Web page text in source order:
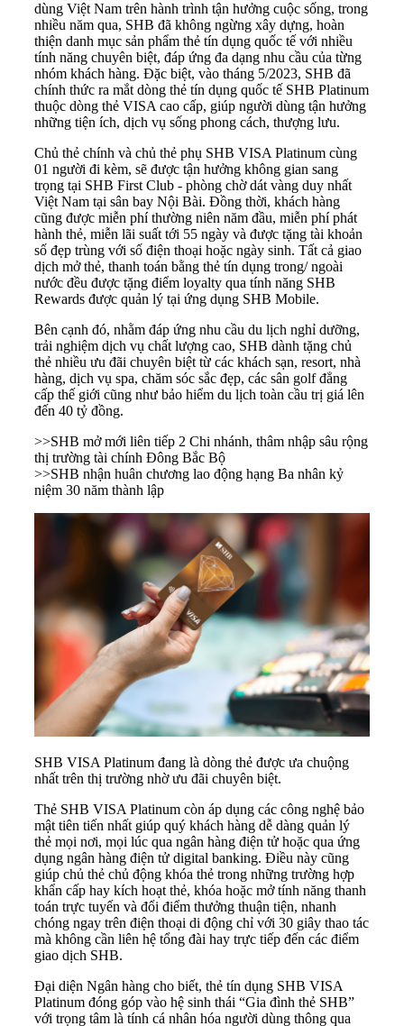
dùng Việt Nam trên hành trình tận hưởng cuộc sống, trong
nhiều năm qua, SHB đã không ngừng xây dựng, hoàn
thiện danh mục sản phẩm thẻ tín dụng quốc tế với nhiều
tính năng chuyên biệt, đáp ứng đa dạng nhu cầu của từng
nhóm khách hàng. Đặc biệt, vào tháng 5/2023, SHB đã
chính thức ra mắt dòng thẻ tín dụng quốc tế SHB Platinum
thuộc dòng thẻ VISA cao cấp, giúp người dùng tận hưởng
những tiện ích, dịch vụ sống phong cách, thượng lưu.
Chủ thẻ chính và chủ thẻ phụ SHB VISA Platinum cùng
01 người đi kèm, sẽ được tận hưởng không gian sang
trọng tại SHB First Club - phòng chờ dát vàng duy nhất
Việt Nam tại sân bay Nội Bài. Đồng thời, khách hàng
cũng được miễn phí thường niên năm đầu, miễn phí phát
hành thẻ, miễn lãi suất tới 55 ngày và được tặng tài khoản
số đẹp trùng với số điện thoại hoặc ngày sinh. Tất cả giao
dịch mở thẻ, thanh toán bằng thẻ tín dụng trong/ ngoài
nước đều được tặng điểm loyalty qua tính năng SHB
Rewards được quản lý tại ứng dụng SHB Mobile.
Bên cạnh đó, nhằm đáp ứng nhu cầu du lịch nghỉ dưỡng,
trải nghiệm dịch vụ chất lượng cao, SHB dành tặng chủ
thẻ nhiều ưu đãi chuyên biệt từ các khách sạn, resort, nhà
hàng, dịch vụ spa, chăm sóc sắc đẹp, các sân golf đẳng
cấp thế giới cũng như bảo hiểm du lịch toàn cầu trị giá lên
đến 40 tỷ đồng.
>>SHB mở mới liên tiếp 2 Chi nhánh, thâm nhập sâu rộng
thị trường tài chính Đông Bắc Bộ
>>SHB nhận huân chương lao động hạng Ba nhân kỷ
niệm 30 năm thành lập
SHB VISA Platinum đang là dòng thẻ được ưa chuộng
nhất trên thị trường nhờ ưu đãi chuyên biệt.
Thẻ SHB VISA Platinum còn áp dụng các công nghệ bảo
mật tiên tiến nhất giúp quý khách hàng dễ dàng quản lý
thẻ mọi nơi, mọi lúc qua ngân hàng điện tử hoặc qua ứng
dụng ngân hàng điện tử digital banking. Điều này cũng
giúp chủ thẻ chủ động khóa thẻ trong những trường hợp
khẩn cấp hay kích hoạt thẻ, khóa hoặc mở tính năng thanh
toán trực tuyến và đổi điểm thưởng thuận tiện, nhanh
chóng ngay trên điện thoại di động chỉ với 30 giây thao tác
mà không cần liên hệ tổng đài hay trực tiếp đến các điểm
giao dịch SHB.
Đại diện Ngân hàng cho biết, thẻ tín dụng SHB VISA
Platinum đóng góp vào hệ sinh thái “Gia đình thẻ SHB”
với trọng tâm là tính cá nhân hóa người dùng thông qua